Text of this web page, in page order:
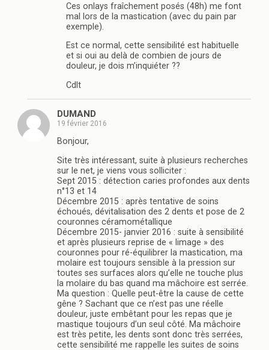
Ces onlays fraîchement posés (48h) me font
mal lors de la mastication (avec du pain par
exemple).
Est ce normal, cette sensibilité est habituelle
et si oui au delà de combien de jours de
douleur, je dois m’inquiéter ??
Cdlt
DUMAND
19 février 2016
Bonjour,
Site très intéressant, suite à plusieurs recherches
sur le net, je viens vous solliciter :
Sept 2015 : détection caries profondes aux dents
n°13 et 14
Décembre 2015 : après tentative de soins
échoués, dévitalisation des 2 dents et pose de 2
couronnes céramométallique
Décembre 2015- janvier 2016 : suite à sensibilité
et après plusieurs reprise de « limage » des
couronnes pour ré-équilibrer la mastication, ma
molaire est toujours sensible à la pression sur
toutes ses surfaces alors qu’elle ne touche plus
la molaire du bas quand ma mâchoire est serrée.
Ma question : Quelle peut-être la cause de cette
gêne ? Sachant que ce n’est pas une réelle
douleur, juste embêtant pour les repas que je
mastique toujours d’un seul côté. Ma mâchoire
est très petite, les dents sont donc très serrées,
cette sensibilité me rappelle les suites de soins